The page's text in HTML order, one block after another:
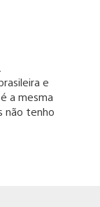
e
a mesma
não tenho